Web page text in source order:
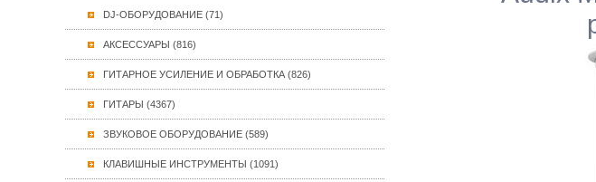
DJ-ОБОРУДОВАНИЕ (71)
АКСЕССУАРЫ (816)
ГИТАРНОЕ УСИЛЕНИЕ И ОБРАБОТКА (826)
ГИТАРЫ (4367)
ЗВУКОВОЕ ОБОРУДОВАНИЕ (589)
КЛАВИШНЫЕ ИНСТРУМЕНТЫ (1091)